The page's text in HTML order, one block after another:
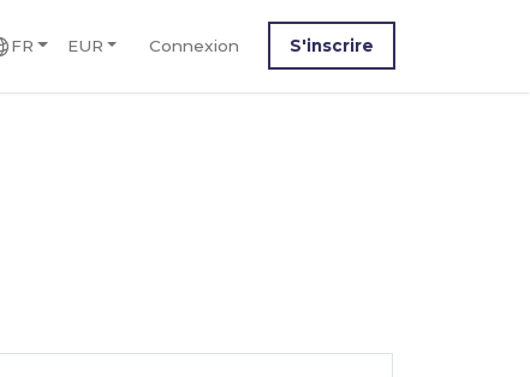
FR EUR Connexion S'inscrire